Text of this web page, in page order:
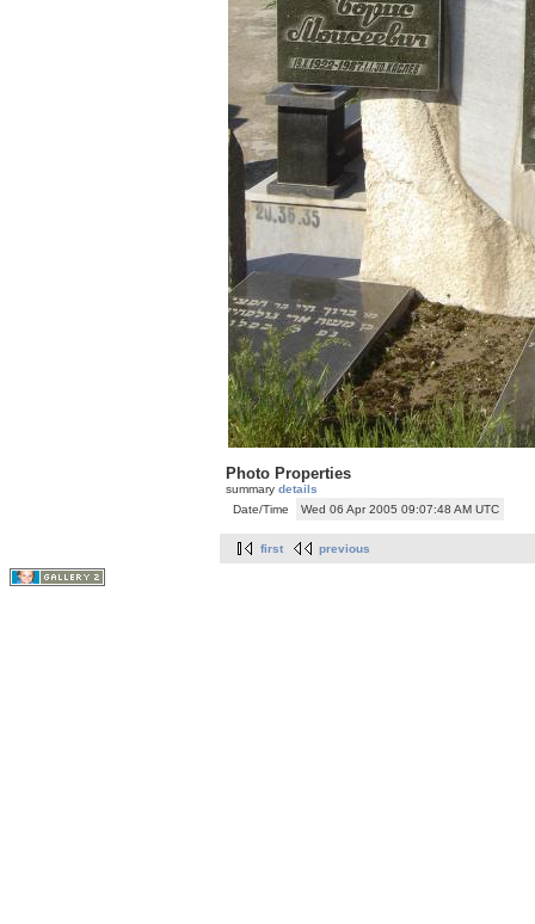
Photo Properties
summary details
Date/Time
Wed 06 Apr 2005 09:07:48 AM UTC
first previous